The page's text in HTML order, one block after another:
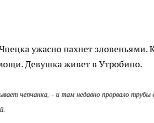
ужасно пахнет зловеньями.
Девушка живет в Утробино.
чепчанка, - и там недавно прорвало трубы